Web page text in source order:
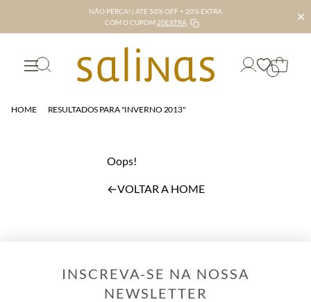
NÃO PERCA! | ATÉ 50% OFF + 20% EXTRA
COM O CUPOM 20EXTRA ✕
HOME RESULTADOS PARA "INVERNO 2013"
Oops!
←VOLTAR A HOME
INSCREVA-SE NA NOSSA
NEWSLETTER